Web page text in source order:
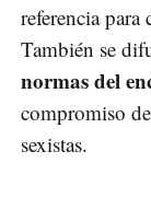
referencia para
También se
normas del
compromiso
sexistas.